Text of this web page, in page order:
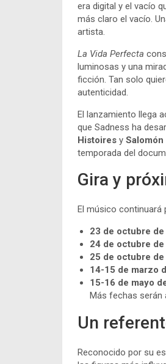
era digital y el vacío
más claro el vacío.
artista.
La Vida Perfecta
luminosas y una
ficción. Tan solo
autenticidad.
El lanzamiento llega
que Sadness ha
Histoires y Salomón
temporada del
Gira y
El músico continuará
23 de octubre de
24 de octubre de
25 de octubre de
14-15 de marzo
15-16 de mayo
Más fechas serán
Un
Reconocido por su